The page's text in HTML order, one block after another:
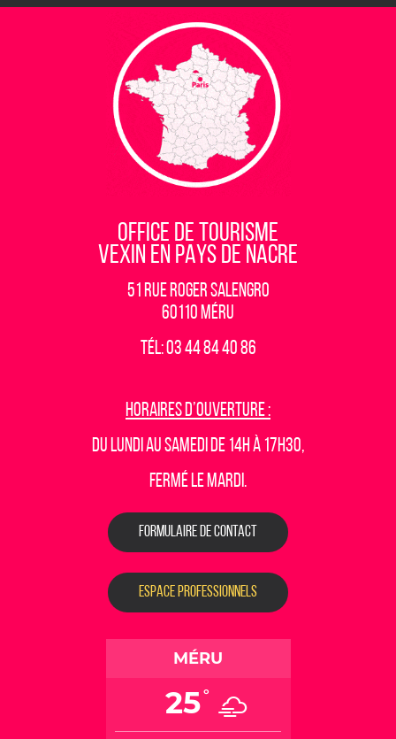
OFFICE DE TOURISME
VEXIN EN PAYS DE NACRE
51 rue Roger Salengro
60110 Méru
Tél: 03 44 84 40 86
Horaires d’ouverture :
Du lundi au samedi de 14h à 17h30,
fermé le mardi.
FORMULAIRE DE CONTACT
ESPACE PROFESSIONNELS
MÉRU
25°